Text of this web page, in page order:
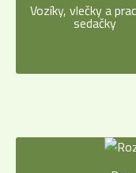
Vozíky, vlečky a
sedačky